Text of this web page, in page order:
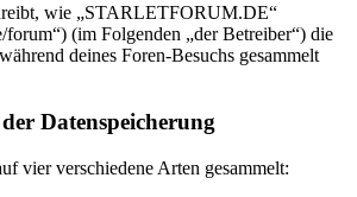
wie „STARLETFORUM.DE“
forum“) (im Folgenden „der Betreiber“) die
deines Foren-Besuchs gesammelt
Datenspeicherung
vier verschiedene Arten gesammelt: